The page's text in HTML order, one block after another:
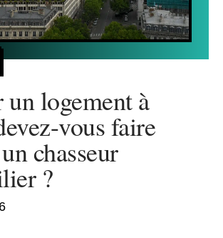
logement à
vous faire
chasseur
?